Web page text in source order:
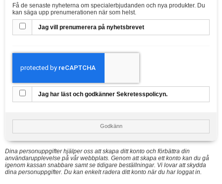
Få de senaste nyheterna om specialerbjudanden och nya produkter. Du
kan säga upp prenumerationen när som helst.
Jag vill prenumerera på nyhetsbrevet
Jag har läst och godkänner Sekretesspolicyn.
Godkänn
Dina personuppgifter hjälper oss att skapa ditt konto och förbättra din
användarupplevelse på vår webbplats. Genom att skapa ett konto kan du gå
igenom kassan snabbare samt se tidigare beställningar. Vi lovar att skydda
dina personuppgifter. Du kan enkelt radera ditt konto när du har loggat in.